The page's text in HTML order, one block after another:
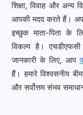
शिक्षा, विवाह और अन्य
आपकी मदद करते हैं।
इच्छुक माता-पिता के
विकल्प है।
जानकारी के लिए, आप
हैं। हमारे विश्वसनीय
और सर्वोत्तम संभव